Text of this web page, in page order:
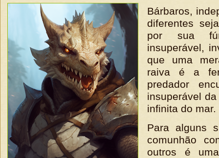
Bárbaros,
diferentes
por sua
insuperável,
que uma
raiva é a
predador
insuperável
infinita do mar.
Para alguns
comunhão
outros é